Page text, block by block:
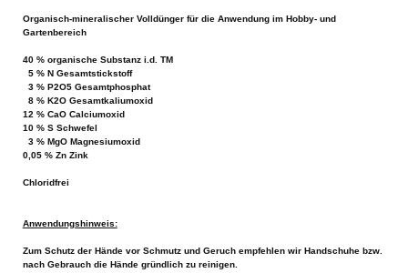
Organisch-mineralischer Volldünger für die Anwendung im Hobby- und
Gartenbereich
40 % organische Substanz i.d. TM
5 % N Gesamtstickstoff
3 % P2O5 Gesamtphosphat
8 % K2O Gesamtkaliumoxid
12 % CaO Calciumoxid
10 % S Schwefel
3 % MgO Magnesiumoxid
0,05 % Zn Zink
Chloridfrei
Anwendungshinweis:
Zum Schutz der Hände vor Schmutz und Geruch empfehlen wir Handschuhe bzw.
nach Gebrauch die Hände gründlich zu reinigen.